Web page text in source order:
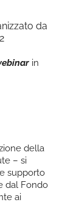
da
in
della
– si
supporto
dal Fondo
ai